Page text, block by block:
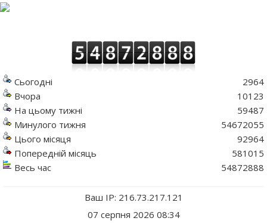
Сьогодні
Вчора
На цьому тижні
Минулого тижня
Цього місяця
Попередній місяць
Весь час
2964
10123
59487
54672055
92964
581015
54872888
Ваш IP: 216.73.217.121
07 серпня 2026 08:34